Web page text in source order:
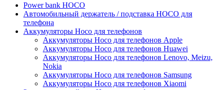
Power bank HOCO
Автомобильный держатель / подставка HOCO для
телефона
Аккумуляторы Hoco для телефонов
Аккумуляторы Hoco для телефонов Apple
Аккумуляторы Hoco для телефонов Huawei
Аккумуляторы Hoco для телефонов Lenovo, Meizu,
Nokia
Аккумуляторы Hoco для телефонов Samsung
Аккумуляторы Hoco для телефонов Xiaomi